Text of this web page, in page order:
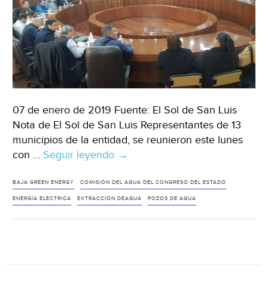
07 de enero de 2019 Fuente: El Sol de San Luis
Nota de El Sol de San Luis Representantes de 13
municipios de la entidad, se reunieron este lunes
con … Seguir leyendo San
Potosí:
Buscan
→
BAJA GREEN ENERGY COMISIÓN DEL AGUA DEL CONGRESO DEL ESTADO
ENERGÍA ELÉCTRICA EXTRACCIÓN DEAGUA POZOS DE AGUA